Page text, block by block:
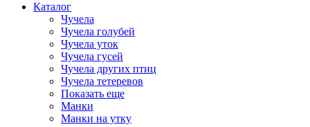
Каталог
Чучела
Чучела голубей
Чучела уток
Чучела гусей
Чучела других птиц
Чучела тетеревов
Показать еще
Манки
Манки на утку